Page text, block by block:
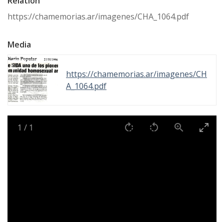
1 / 1
https://chamemorias.ar/imagenes/CHA_1064.pdf
Media
https://chamemorias.ar/imagenes/CH
A_1064.pdf